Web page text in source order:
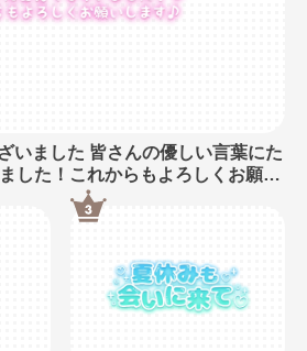
いました 皆さんの優しい言葉にた
した！これからもよろしくお願い
♪」長文・手書き風